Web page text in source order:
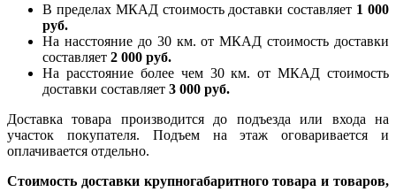
В пределах МКАД стоимость доставки составляет 1 000
руб.
На насcтояние до 30 км. от МКАД стоимость доставки
составляет 2 000 руб.
На расстояние более чем 30 км. от МКАД стоимость
доставки составляет 3 000 руб.
Доставка товара производится до подъезда или входа на
участок покупателя. Подъем на этаж оговаривается и
оплачивается отдельно.
Стоимость доставки крупногабаритного товара и товаров,